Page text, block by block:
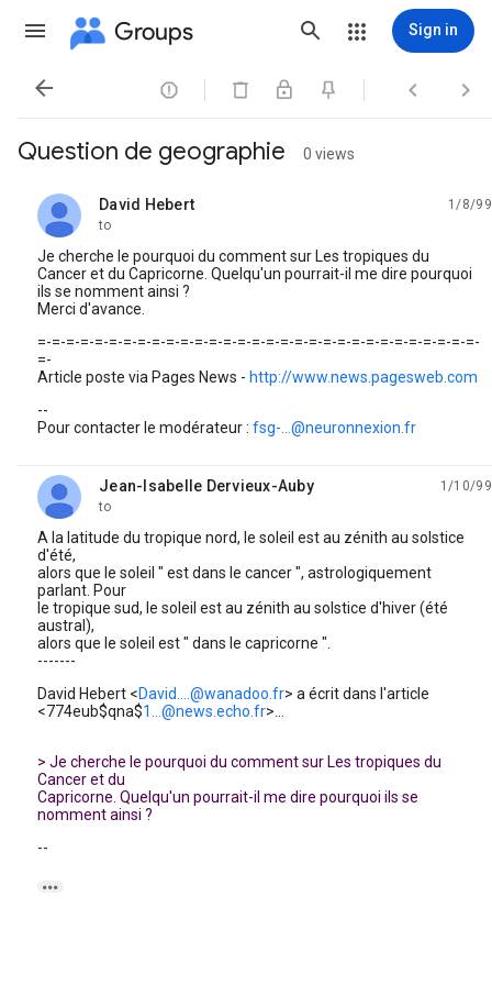
Groups Sign in
   
Question de geographie 0 views
David Hebert
unread,
1/8/99
to
Je cherche le pourquoi du comment sur Les tropiques du
Cancer et du Capricorne. Quelqu'un pourrait-il me dire pourquoi
ils se nomment ainsi ?
Merci d'avance.
=-=-=-=-=-=-=-=-=-=-=-=-=-=-=-=-=-=-=-=-=-=-=-=-=-=-=-=-=-=-=-
=-
Article poste via Pages News - http://www.news.pagesweb.com
--
Pour contacter le modérateur : fsg-...@neuronnexion.fr
Jean-Isabelle Dervieux-Auby
unread,
1/10/99
to
A la latitude du tropique nord, le soleil est au zénith au solstice
d'été,
alors que le soleil " est dans le cancer ", astrologiquement
parlant. Pour
le tropique sud, le soleil est au zénith au solstice d'hiver (été
austral),
alors que le soleil est " dans le capricorne ".
-------
David Hebert <David....@wanadoo.fr> a écrit dans l'article
<774eub$qna$1...@news.echo.fr>...
> Je cherche le pourquoi du comment sur Les tropiques du
Cancer et du
Capricorne. Quelqu'un pourrait-il me dire pourquoi ils se
nomment ainsi ?
--
